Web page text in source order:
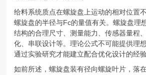
给料系统质点在螺旋盘上运动的相对位置
螺旋盘的半径与Fc的量值有关。螺旋盘理
结构的合理尺寸、测量能力、传感器量程
化、串联设计等。理论公式不可能提供理
通过实验研究才能建立配合优化设计的经验
如前所述，螺旋盘装有径向螺旋叶片，落